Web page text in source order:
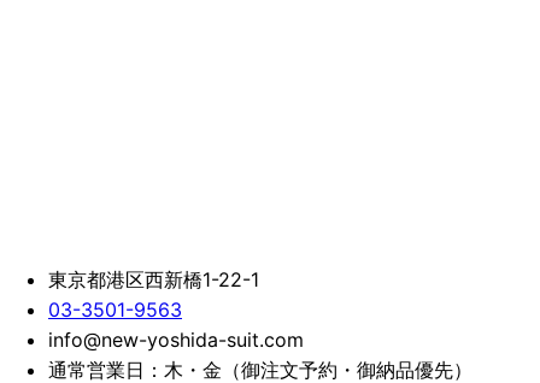
東京都港区西新橋1-22-1
03-3501-9563
info@new-yoshida-suit.com
通常営業日：木・金（御注文予約・御納品優先）